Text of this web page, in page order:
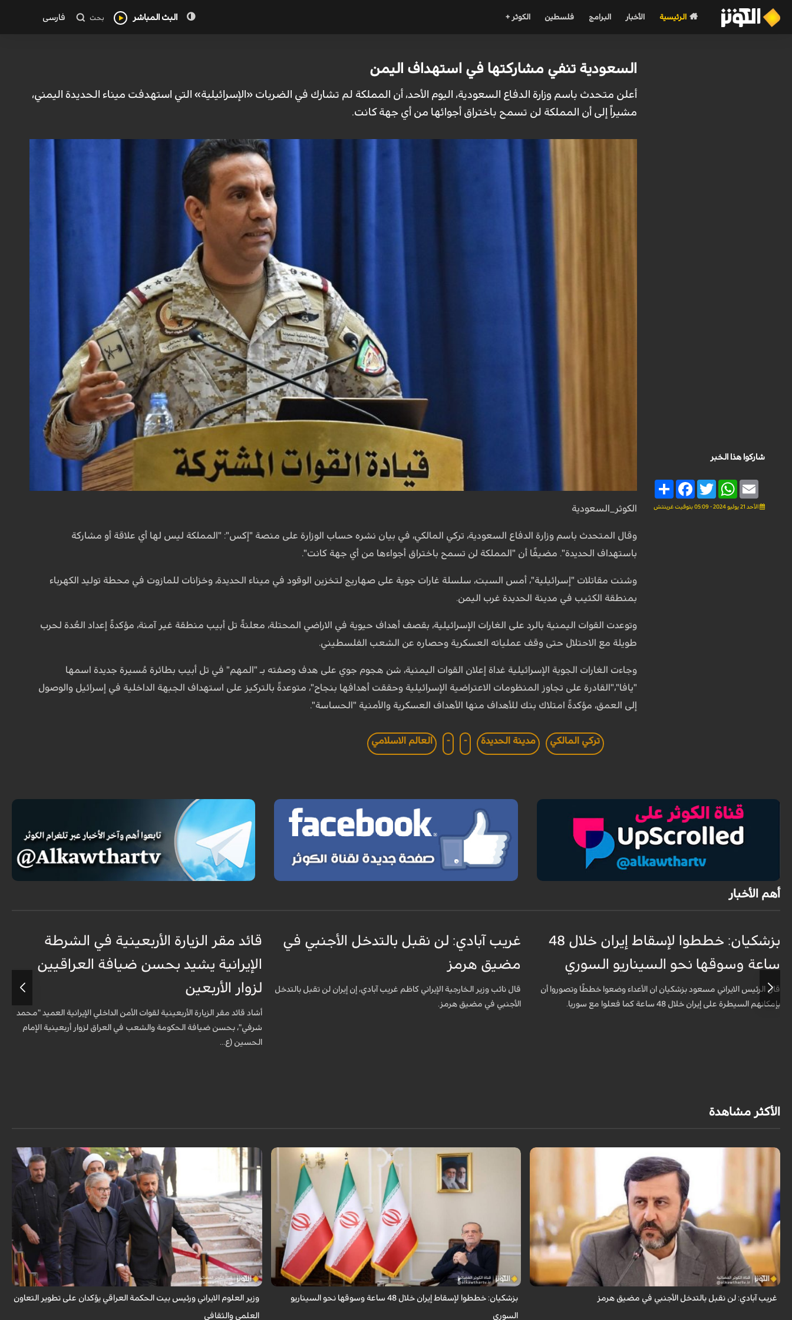
الرئيسية الأخبار البرامج فلسطين الكوثر + البث المباشر بحث فارسی
شاركوا هذا الخبر
Share
FacebookTwitter
WhatsAppEmail
الأحد 21 يوليو 2024 - 05:09 بتوقيت غرينتش
السعودية تنفي مشاركتها في استهداف اليمن
أعلن متحدث باسم وزارة الدفاع السعودية، اليوم الأحد، أن المملكة لم تشارك في الضربات «الإسرائيلية» التي استهدفت ميناء الحديدة اليمني،
مشيراً إلى أن المملكة لن تسمح باختراق أجوائها من أي جهة كانت.
الكوثر_السعودية
وقال المتحدث باسم وزارة الدفاع السعودية، تركي المالكي، في بيان نشره حساب الوزارة على منصة "إكس": "المملكة ليس لها أي علاقة أو مشاركة
باستهداف الحديدة". مضيفًا أن "المملكة لن تسمح باختراق أجواءها من أي جهة كانت".
وشنت مقاتلات "إسرائيلية"، أمس السبت، سلسلة غارات جوية على صهاريج لتخزين الوقود في ميناء الحديدة، وخزانات للمازوت في محطة توليد الكهرباء
بمنطقة الكثيب في مدينة الحديدة غرب اليمن.
وتوعدت القوات اليمنية بالرد على الغارات الإسرائيلية، بقصف أهداف حيوية في الاراضي المحتلة، معلنةً تل أبيب منطقة غير آمنة، مؤكدةً إعداد العُدة لحرب
طويلة مع الاحتلال حتى وقف عملياته العسكرية وحصاره عن الشعب الفلسطيني.
وجاءت الغارات الجوية الإسرائيلية غداة إعلان القوات اليمنية، شن هجوم جوي على هدف وصفته بـ "المهم" في تل أبيب بطائرة مُسيرة جديدة اسمها
"يافا"،"القادرة على تجاوز المنظومات الاعتراضية الإسرائيلية وحققت أهدافها بنجاح"، متوعدةً بالتركيز على استهداف الجبهة الداخلية في إسرائيل والوصول
إلى العمق، مؤكدةً امتلاك بنك للأهداف منها الأهداف العسكرية والأمنية "الحساسة".
تركي المالكي مدينة الحديدة -
- العالم الاسلامي
أهم الأخبار
بزشكيان: خططوا لإسقاط إيران خلال 48
ساعة وسوقها نحو السيناريو السوري
قال الرئيس الايراني مسعود بزشكيان ان الأعداء وضعوا خططًا وتصوروا أن
بإمكانهم السيطرة على إيران خلال 48 ساعة كما فعلوا مع سوريا.
غريب آبادي: لن نقبل بالتدخل الأجنبي في
مضيق هرمز
قال نائب وزير الخارجية الإيراني كاظم غريب آبادي، إن إيران لن تقبل بالتدخل
الأجنبي في مضيق هرمز.
قائد مقر الزيارة الأربعينية في الشرطة
الإيرانية يشيد بحسن ضيافة العراقيين
لزوار الأربعين
أشاد قائد مقر الزيارة الأربعينية لقوات الأمن الداخلي الإيرانية العميد "محمد
شرفي"، بحسن ضيافة الحكومة والشعب في العراق لزوار أربعينية الإمام
الحسين (ع...
الأكثر مشاهدة
قال نائب وزير الخارجية الإيراني كاظم غريب آبادي، إن إيران لن تقبل بالتدخل
الأجنبي في مضيق هرمز.
غريب آبادي: لن نقبل بالتدخل الأجنبي في مضيق هرمز
قال الرئيس الايراني مسعود بزشكيان ان الأعداء وضعوا خططًا وتصوروا أن
بإمكانهم السيطرة على إيران خلال 48 ساعة كما فعلوا مع سوريا.
بزشكيان: خططوا لإسقاط إيران خلال 48 ساعة وسوقها نحو السيناريو
السوري
التقى وزير العلوم والبحوث والتكنولوجيا الايراني، حسين سيمائي صراف، خلال
زيارته للعراق، مع نعيم العبودي، رئيس بيت الحكمة العراقي، وبحثا استراتيجيات
تط...
وزير العلوم الايراني ورئيس بيت الحكمة العراقي يؤكدان على تطوير التعاون
العلمي والثقافي